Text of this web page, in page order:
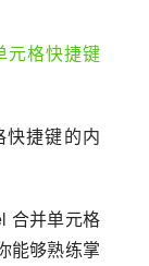
快捷键的内
合并单元格
能够熟练掌